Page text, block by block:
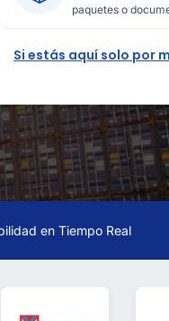
paquetes o
Si estás aquí solo por
en Tiempo Real